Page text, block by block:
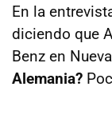
En la
diciendo que
Benz en
Alemania?